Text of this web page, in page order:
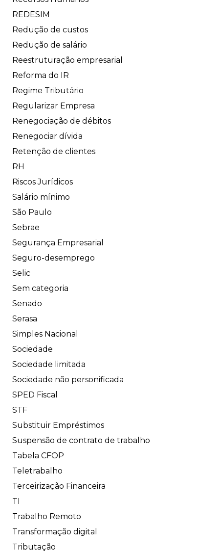
REDESIM
Redução de custos
Redução de salário
Reestruturação empresarial
Reforma do IR
Regime Tributário
Regularizar Empresa
Renegociação de débitos
Renegociar dívida
Retenção de clientes
RH
Riscos Jurídicos
Salário mínimo
São Paulo
Sebrae
Segurança Empresarial
Seguro-desemprego
Selic
Sem categoria
Senado
Serasa
Simples Nacional
Sociedade
Sociedade limitada
Sociedade não personificada
SPED Fiscal
STF
Substituir Empréstimos
Suspensão de contrato de trabalho
Tabela CFOP
Teletrabalho
Terceirização Financeira
TI
Trabalho Remoto
Transformação digital
Tributação